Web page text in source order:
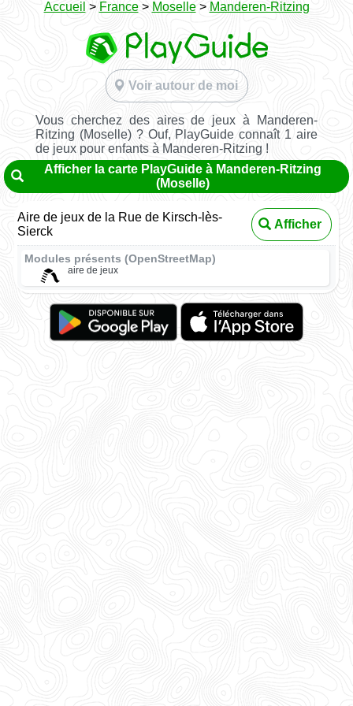
Accueil > France> Moselle> Manderen-Ritzing
Voir autour de moi
Vous cherchez des aires de jeux à Manderen-
Ritzing (Moselle) ? Ouf, PlayGuide connaît 1 aire
de jeux pour enfants à Manderen-Ritzing !
Afficher la carte PlayGuide à Manderen-Ritzing
(Moselle)
Aire de jeux de la Rue de Kirsch-lès-
Sierck
Afficher
Modules présents (OpenStreetMap)
aire de jeux